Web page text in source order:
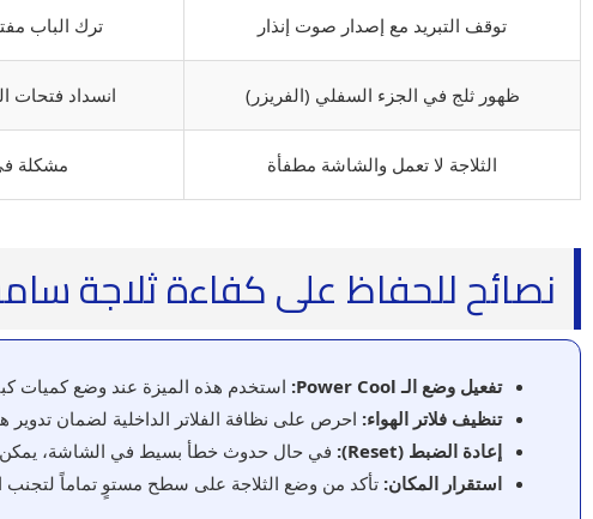
توقف التبريد مع إصدار صوت إنذار ترك الباب
ظهور ثلج في الجزء السفلي (الفريزر) انسداد فتحات
الثلاجة لا تعمل والشاشة مطفأة مشكلة في
نصائح للحفاظ على كفاءة ثلاجة
تفعيل وضع الـ Power Cool:
استخدم هذه الميزة عند وضع كميات
تنظيف فلاتر الهواء: احرص على نظافة الفلاتر الداخلية لضمان تدوير
إعادة الضبط (Reset):
في حال حدوث خطأ بسيط في الشاشة، يمكن
استقرار المكان: تأكد من وضع الثلاجة على سطح مستوٍ تماماً لتجنب